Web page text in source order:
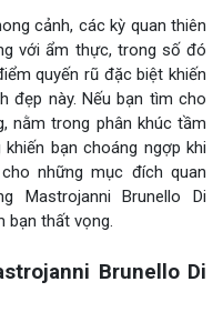
cảnh, các kỳ quan thiên
với ẩm thực, trong số đó
quyến rũ đặc biệt khiến
đẹp này. Nếu bạn tìm cho
nằm trong phân khúc tầm
bạn choáng ngợp khi
những mục đích quan
Mastrojanni Brunello Di
bạn thất vọng.
Brunello Di